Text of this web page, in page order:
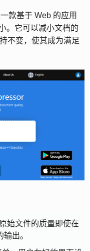
款基于 Web 的应用
。它可以减小文档的
不变，使其成为满足
始文件的质量即使在
出。